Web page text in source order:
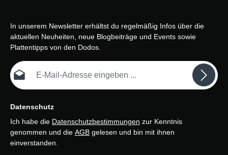
In unserem Newsletter erhältst du regelmäßig Infos über die
aktuellen Neuheiten, neue Blogbeiträge und Events sowie
Plattentipps von den Dodos.
E-Mail-Adresse*
Datenschutz
Ich habe die Datenschutzbestimmungen zur Kenntnis
genommen und die AGB gelesen und bin mit ihnen
einverstanden.